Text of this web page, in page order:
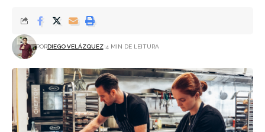
PORDIEGO VELÁZQUEZ 4 MIN DE LEITURA